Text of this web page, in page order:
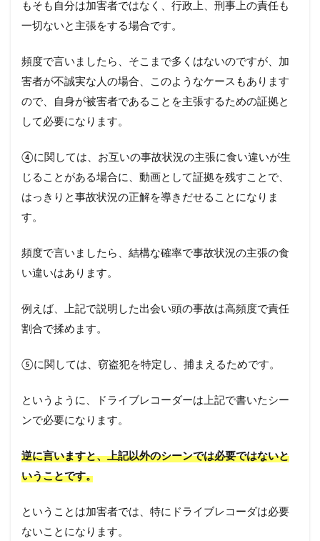
もそも自分は加害者ではなく、行政上、刑事上の責任も
一切ないと主張をする場合です。
頻度で言いましたら、そこまで多くはないのですが、加
害者が不誠実な人の場合、このようなケースもあります
ので、自身が被害者であることを主張するための証拠と
して必要になります。
④に関しては、お互いの事故状況の主張に食い違いが生
じることがある場合に、動画として証拠を残すことで、
はっきりと事故状況の正解を導きだせることになりま
す。
頻度で言いましたら、結構な確率で事故状況の主張の食
い違いはあります。
例えば、上記で説明した出会い頭の事故は高頻度で責任
割合で揉めます。
⑤に関しては、窃盗犯を特定し、捕まえるためです。
というように、ドライブレコーダーは上記で書いたシー
ンで必要になります。
逆に言いますと、上記以外のシーンでは必要ではないと
いうことです。
ということは加害者では、特にドライブレコーダは必要
ないことになります。